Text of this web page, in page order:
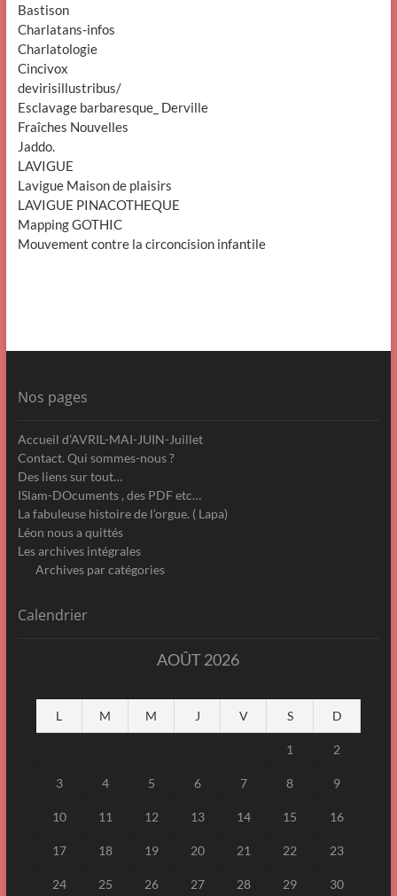
Bastison
Charlatans-infos
Charlatologie
Cincivox
devirisillustribus/
Esclavage barbaresque_ Derville
Fraîches Nouvelles
Jaddo.
LAVIGUE
Lavigue Maison de plaisirs
LAVIGUE PINACOTHEQUE
Mapping GOTHIC
Mouvement contre la circoncision infantile
Nos pages
Accueil d’AVRIL-MAI-JUIN-Juillet
Contact. Qui sommes-nous ?
Des liens sur tout…
ISlam-DOcuments , des PDF etc…
La fabuleuse histoire de l’orgue. ( Lapa)
Léon nous a quittés
Les archives intégrales
Archives par catégories
Calendrier
AOÛT 2026
L M M J V S D
1 2
3 4 5 6 7 8 9
10 11 12 13 14 15 16
17 18 19 20 21 22 23
24 25 26 27 28 29 30